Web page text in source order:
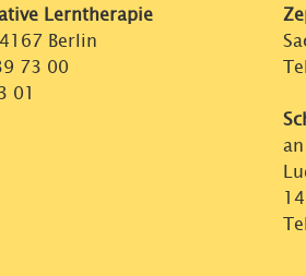
Lerntherapie
Berlin
73 00
01